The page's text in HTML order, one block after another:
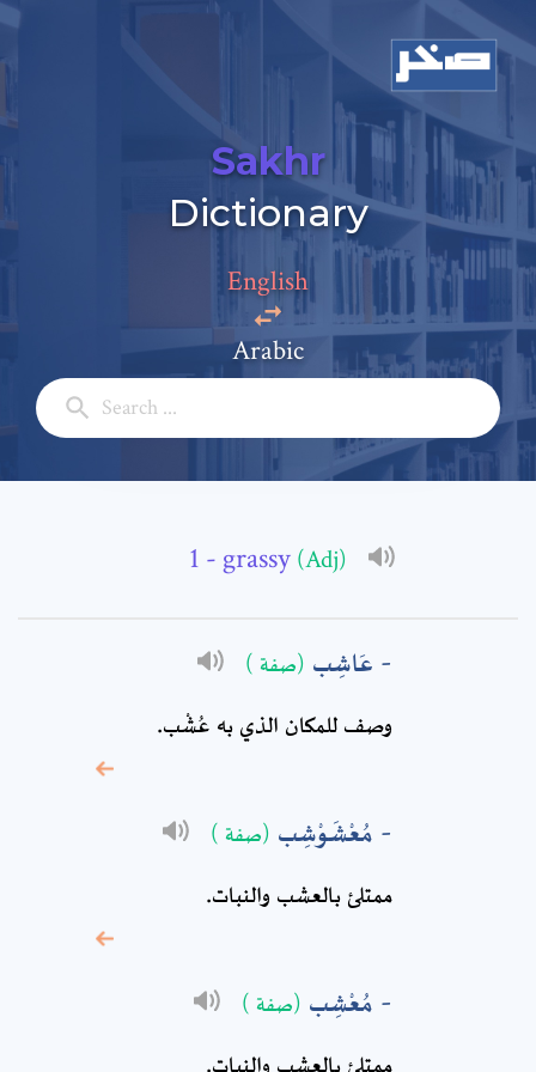
Sakhr
Dictionary
English
Arabic
- grassy (Adj)
عَاشِب (صفة )
وصف للمكان الذي به عُشْب.
مُعْشَوْشِب (صفة )
ممتلئ بالعشب والنبات.
مُعْشِب (صفة )
ممتلئ بالعشب والنبات.
Add a comment
Email: *
Comment: *